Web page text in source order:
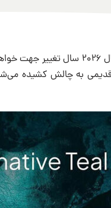
به گفته تحلیلگران پلتفرم،
قدیمی به چالش کشیده